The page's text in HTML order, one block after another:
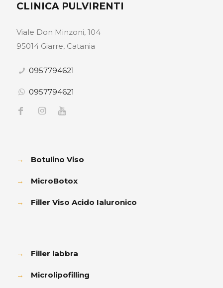
CLINICA PULVIRENTI
Viale Don Minzoni, 104
95014 Giarre, Catania
0957794621
0957794621
→ Botulino Viso
→ MicroBotox
→ Filler Viso Acido Ialuronico
→ Filler labbra
→ Microlipofilling